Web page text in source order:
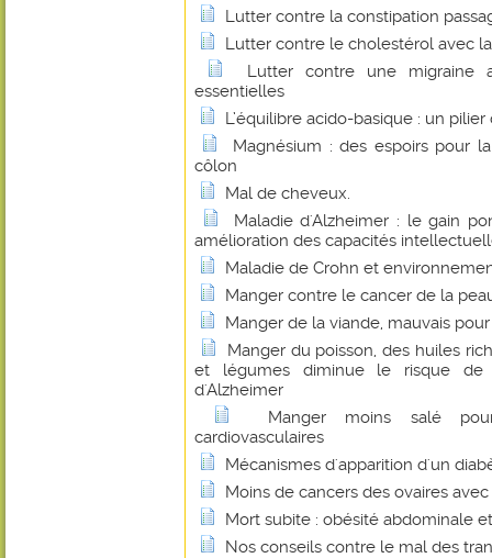
Lutter contre la constipation
Lutter contre le cholestérol avec
Lutter contre une migraine
essentielles
L’équilibre acido-basique : un
Magnésium : des espoirs pour
côlon
Mal de cheveux.
Maladie d'Alzheimer : le gain
amélioration des capacités
Maladie de Crohn et
Manger contre le cancer de la
Manger de la viande, mauvais
Manger du poisson, des huiles
et légumes diminue le risque
d'Alzheimer
Manger moins salé
cardiovasculaires
Mécanismes d'apparition d'un
Moins de cancers des ovaires
Mort subite : obésité abdominale
Nos conseils contre le mal des